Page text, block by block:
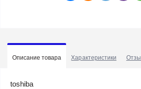
Описание товара Характеристики
toshiba